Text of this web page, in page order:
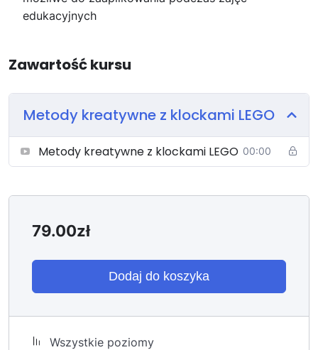
edukacyjnych
Zawartość kursu
Metody kreatywne z klockami LEGO
Metody kreatywne z klockami LEGO 00:00
79.00zł
Dodaj do koszyka
Wszystkie poziomy